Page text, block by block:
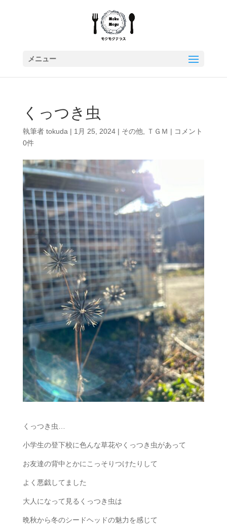
くっつき虫
執筆者 tokuda | 1月 25, 2024| その他, ＴＧＭ | コメント
0件
くっつき虫…
小学生の登下校に色んな草花やくっつき虫があって
お友達の背中とかにこっそりつけたりして
よく悪戯してました
大人になって見るくっつき虫は
晩秋から冬のシードヘッドの魅力を感じて